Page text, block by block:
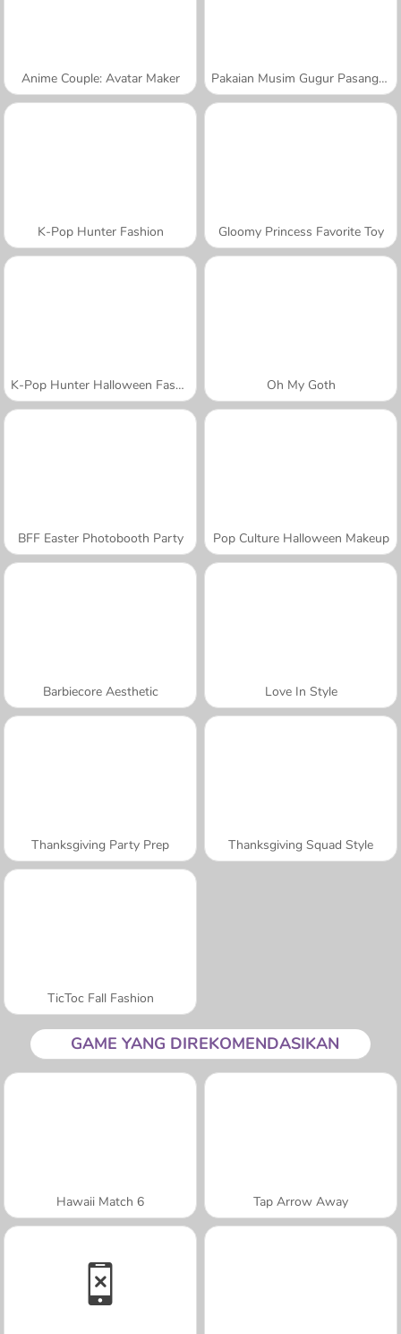
Anime Couple: Avatar Maker Pakaian Musim Gugur Pasangan
K-Pop Hunter Fashion Gloomy Princess Favorite Toy
K-Pop Hunter Halloween Fashion Oh My Goth
BFF Easter Photobooth Party Pop Culture Halloween Makeup
Barbiecore Aesthetic Love In Style
Thanksgiving Party Prep Thanksgiving Squad Style
TicToc Fall Fashion
GAME YANG DIREKOMENDASIKAN
Hawaii Match 6 Tap Arrow Away